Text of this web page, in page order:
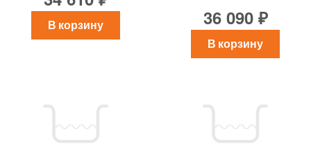
В корзину 36 090 ₽
В корзину